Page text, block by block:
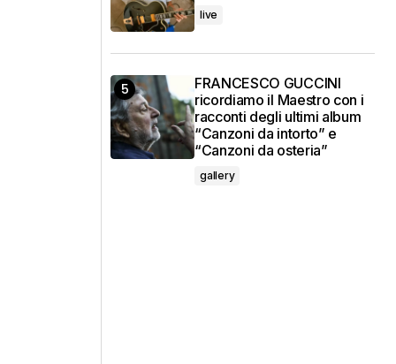
live
FRANCESCO GUCCINI
ricordiamo il Maestro con i
racconti degli ultimi album
“Canzoni da intorto” e
“Canzoni da osteria”
gallery